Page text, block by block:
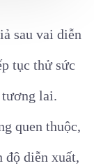
sau vai diễn
tục thử sức
tương lai.
quen thuộc,
độ diễn xuất,